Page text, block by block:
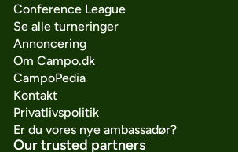
Conference League
Se alle turneringer
Annoncering
Om Campo.dk
CampoPedia
Kontakt
Privatlivspolitik
Er du vores nye ambassadør?
Our trusted partners